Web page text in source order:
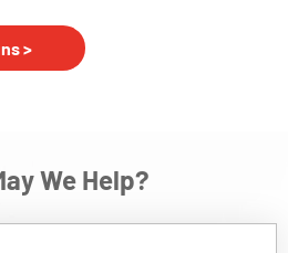
>
We Help?